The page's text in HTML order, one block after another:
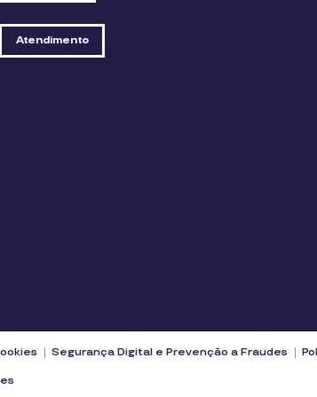
Atendimento
Segurança Digital e Prevenção a Fraudes